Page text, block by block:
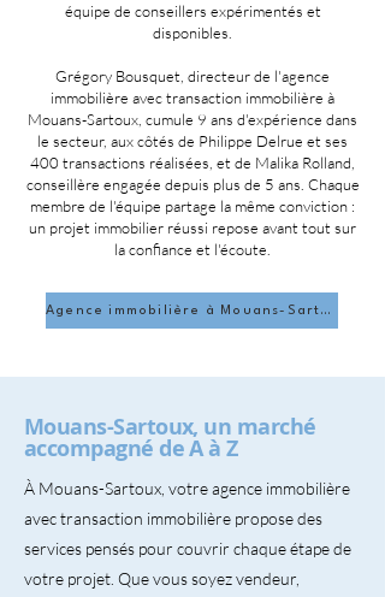
équipe de conseillers expérimentés et
disponibles.
Grégory Bousquet, directeur de l'agence
immobilière avec transaction immobilière à
Mouans-Sartoux, cumule 9 ans d'expérience dans
le secteur, aux côtés de Philippe Delrue et ses
400 transactions réalisées, et de Malika Rolland,
conseillère engagée depuis plus de 5 ans. Chaque
membre de l'équipe partage la même conviction :
un projet immobilier réussi repose avant tout sur
la confiance et l'écoute.
Agence immobilière à Mouans-Sartoux
Mouans-Sartoux, un marché
accompagné de A à Z
À Mouans-Sartoux, votre agence immobilière
avec transaction immobilière propose des
services pensés pour couvrir chaque étape de
votre projet. Que vous soyez vendeur,